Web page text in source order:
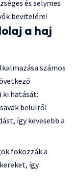
és selymes
bevitelére!
a haj
számos
ki hatását:
belülről
így kevesebb a
fokozzák a
így